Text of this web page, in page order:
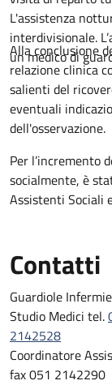
L'assistenza
interdivisionale.
un medico di
Alla conclusione
relazione clinica
salienti del
eventuali
dell'osservazione.
Per l’incremento
socialmente, è
Assistenti Sociali
Contatti
Guardiole
Studio Medici tel.
2142528
Coordinatore
fax 051 2142290